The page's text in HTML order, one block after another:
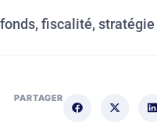
fiscalité,
PARTAGER